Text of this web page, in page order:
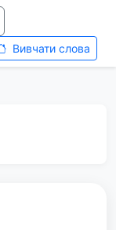
Вивчати слова